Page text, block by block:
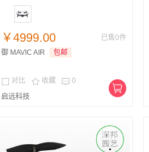
￥4999.00
已售0件
御 MAVIC AIR
包邮
对比  收藏  0
启远科技